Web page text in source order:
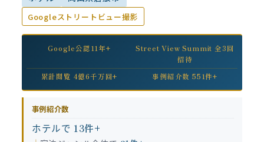
Googleストリートビュー撮影
Google公認11年+
Street View Summit 全3回
招待
累計閲覧 4億6千万回+
事例紹介数 551件+
事例紹介数
ホテルで 13件+